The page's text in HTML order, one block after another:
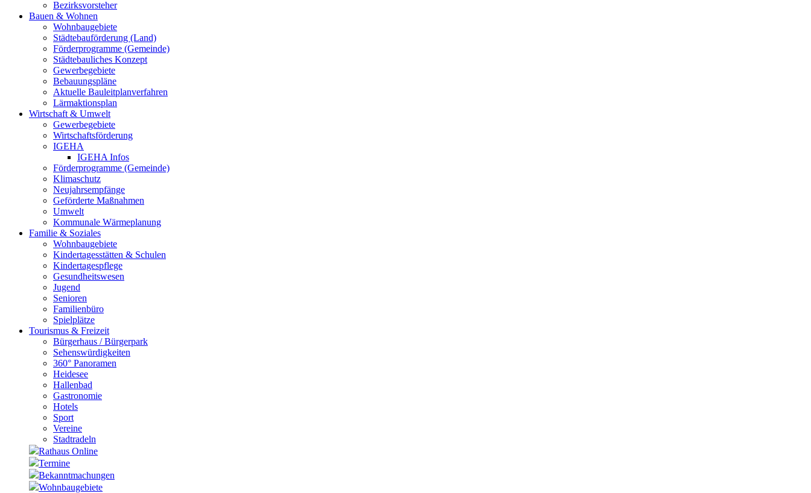
Bezirksvorsteher
Bauen & Wohnen
Wohnbaugebiete
Städtebauförderung (Land)
Förderprogramme (Gemeinde)
Städtebauliches Konzept
Gewerbegebiete
Bebauungspläne
Aktuelle Bauleitplanverfahren
Lärmaktionsplan
Wirtschaft & Umwelt
Gewerbegebiete
Wirtschaftsförderung
IGEHA
IGEHA Infos
Förderprogramme (Gemeinde)
Klimaschutz
Neujahrsempfänge
Geförderte Maßnahmen
Umwelt
Kommunale Wärmeplanung
Familie & Soziales
Wohnbaugebiete
Kindertagesstätten & Schulen
Kindertagespflege
Gesundheitswesen
Jugend
Senioren
Familienbüro
Spielplätze
Tourismus & Freizeit
Bürgerhaus / Bürgerpark
Sehenswürdigkeiten
360° Panoramen
Heidesee
Hallenbad
Gastronomie
Hotels
Sport
Vereine
Stadtradeln
Rathaus Online
Termine
Bekanntmachungen
Wohnbaugebiete